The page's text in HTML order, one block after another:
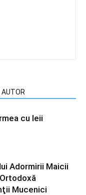
AUTOR
cu leii
Adormirii Maicii
Mucenici